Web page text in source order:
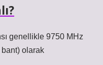
genellikle 9750 MHz
olarak